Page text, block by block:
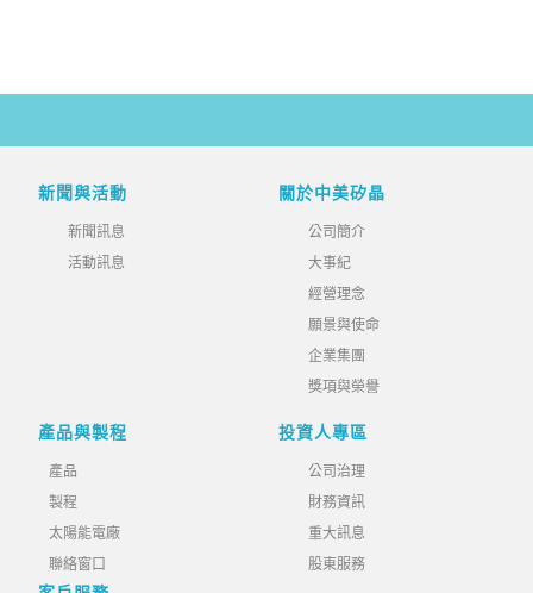
新聞與活動
新聞訊息
活動訊息
關於中美矽晶
公司簡介
大事紀
經營理念
願景與使命
企業集團
獎項與榮譽
產品與製程
產品
製程
太陽能電廠
聯絡窗口
投資人專區
公司治理
財務資訊
重大訊息
股東服務